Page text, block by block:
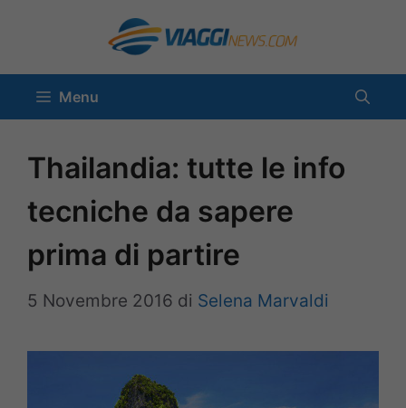
contenuto
Menu
Thailandia: tutte le info
tecniche da sapere
prima di partire
5 Novembre 2016 di Selena Marvaldi